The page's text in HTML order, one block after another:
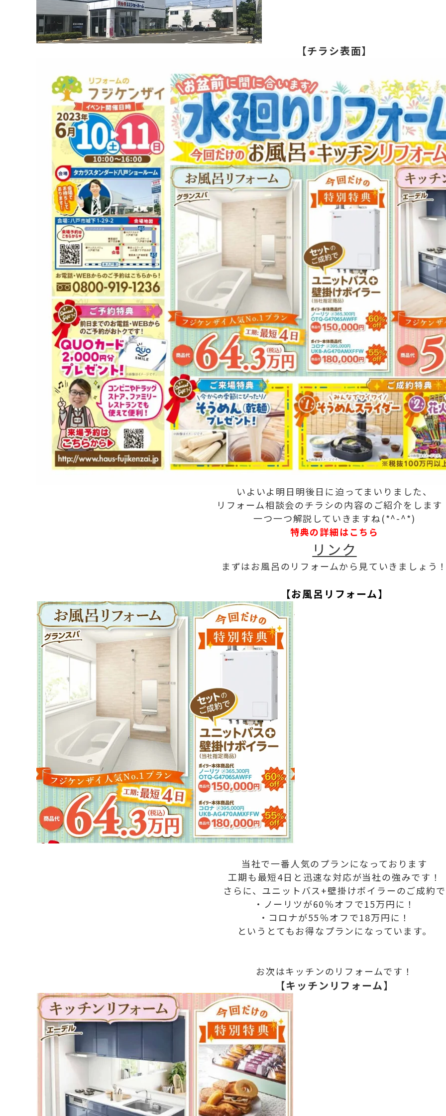
【チラシ表面】
いよいよ明日明後日に迫ってまいりました、
リフォーム相談会のチラシの内容のご紹介をします
一つ一つ解説していきますね(*^-^*)
特典の詳細はこちら
リンク
まずはお風呂のリフォームから見ていきましょう
【お風呂リフォーム】
当社で一番人気のプランになっております
工期も最短4日と迅速な対応が当社の強みです！
さらに、ユニットバス+壁掛けボイラーのご成約で
・ノーリツが60％オフで15万円に！
・コロナが55％オフで18万円に！
というとてもお得なプランになっています。
お次はキッチンのリフォームです！
【キッチンリフォーム】